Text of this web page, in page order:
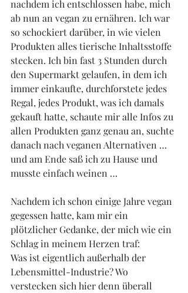
nachdem ich entschlossen habe, mich
ab nun an vegan zu ernähren. Ich war
so schockiert darüber, in wie vielen
Produkten alles tierische Inhaltsstoffe
stecken. Ich bin fast 3 Stunden durch
den Supermarkt gelaufen, in dem ich
immer einkaufte, durchforstete jedes
Regal, jedes Produkt, was ich damals
gekauft hatte, schaute mir alle Infos zu
allen Produkten ganz genau an, suchte
danach nach veganen Alternativen …
und am Ende saß ich zu Hause und
musste einfach weinen …
Nachdem ich schon einige Jahre vegan
gegessen hatte, kam mir ein
plötzlicher Gedanke, der mich wie ein
Schlag in meinem Herzen traf:
Was ist eigentlich außerhalb der
Lebensmittel-Industrie? Wo
verstecken sich hier denn überall